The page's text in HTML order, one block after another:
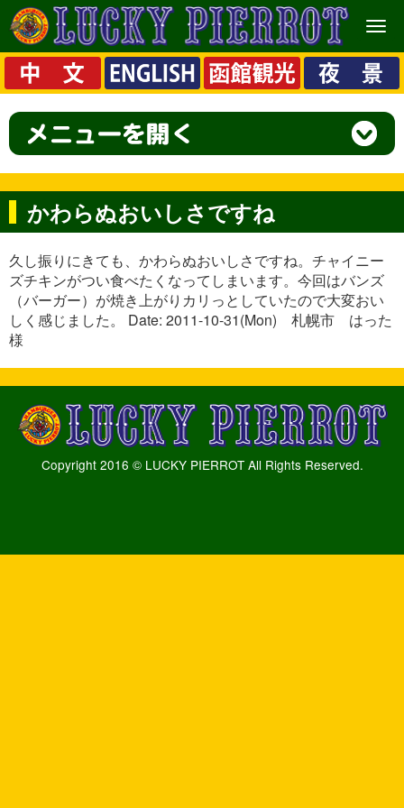
メ
ニ
ュ
ー
かわらぬおいしさですね
久し振りにきても、かわらぬおいしさですね。チャイニー
ズチキンがつい食べたくなってしまいます。今回はバンズ
（バーガー）が焼き上がりカリっとしていたので大変おい
しく感じました。 Date: 2011-10-31(Mon) 札幌市 はった
様
Copyright 2016 © LUCKY PIERROT All Rights Reserved.